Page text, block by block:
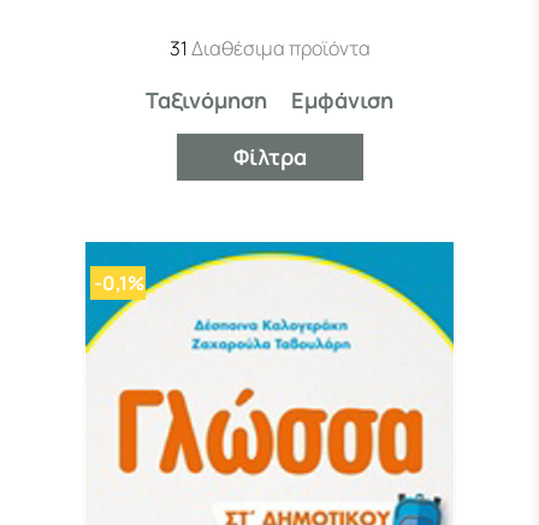
31 Διαθέσιμα προϊόντα
Ταξινόμηση
Εμφάνιση
Φίλτρα
-0,1%